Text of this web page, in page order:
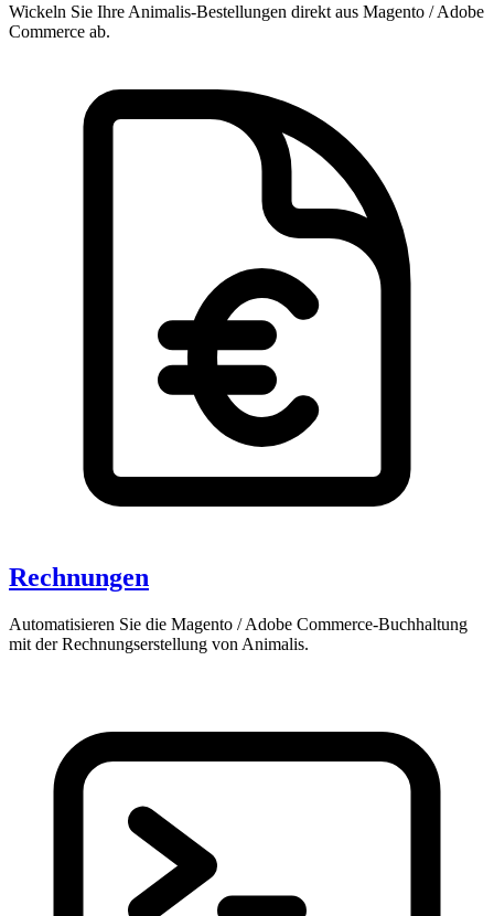
Wickeln Sie Ihre Animalis-Bestellungen direkt aus Magento / Adobe
Commerce ab.
Rechnungen
Automatisieren Sie die Magento / Adobe Commerce-Buchhaltung
mit der Rechnungserstellung von Animalis.